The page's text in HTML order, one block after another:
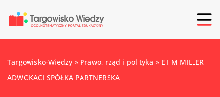
Targowisko-Wiedzy » Prawo, rząd i polityka » E I M MILLER
ADWOKACI SPÓŁKA PARTNERSKA